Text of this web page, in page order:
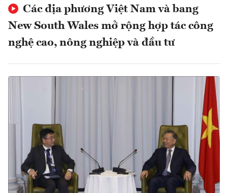
Các địa phương Việt Nam và bang
New South Wales mở rộng hợp tác công
nghệ cao, nông nghiệp và đầu tư